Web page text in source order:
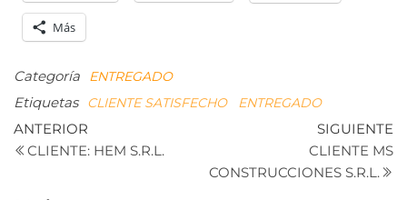
Más
Categoría ENTREGADO
Etiquetas CLIENTE SATISFECHO ENTREGADO
Navegación
de
entradas
Entrada
anterior
ANTERIOR
CLIENTE: HEM S.R.L.
SIGUIENTE
CLIENTE MS
CONSTRUCCIONES S.R.L.